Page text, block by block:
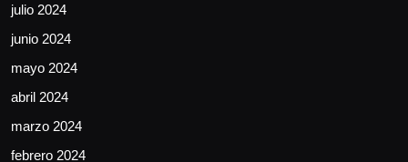
julio 2024
junio 2024
mayo 2024
abril 2024
marzo 2024
febrero 2024